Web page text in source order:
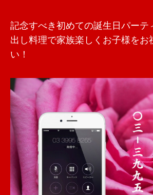
記念すべき初めての誕生日パーテ
出し料理で家族楽しくお子様をお
い！